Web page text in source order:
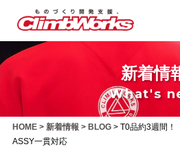
新着情
What's
HOME> 新着情報 > BLOG> T0品約3週間
ASSY一貫対応